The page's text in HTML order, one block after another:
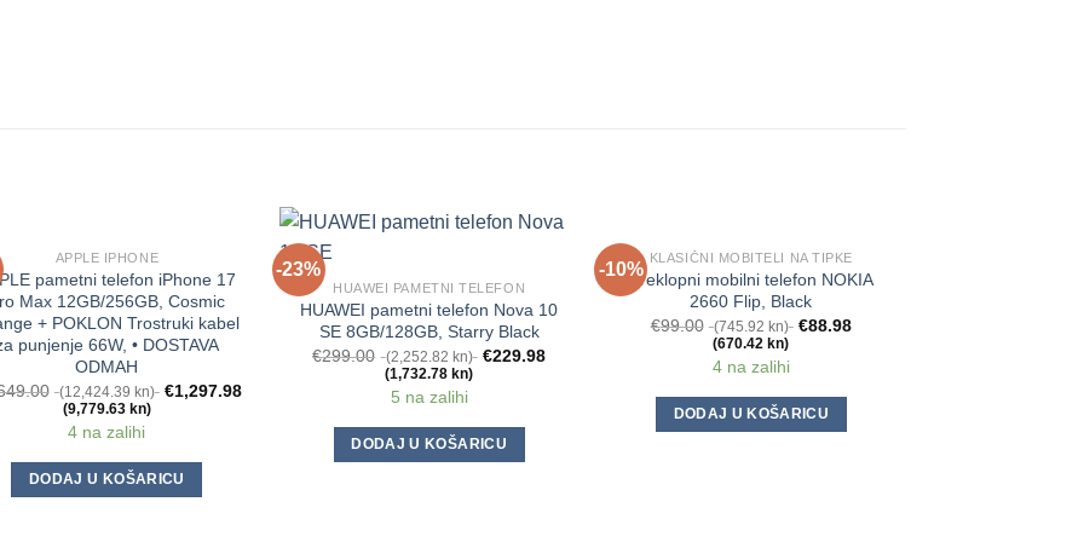
APPLE IPHONE
pametni telefon iPhone 17
Max 12GB/256GB, Cosmic
+ POKLON Trostruki kabel
punjenje 66W, • DOSTAVA
ODMAH
(12,424.39 kn) €1,297.98
(9,779.63 kn)
4 na zalihi
DODAJ U KOŠARICU
-23%
HUAWEI PAMETNI TELEFON
HUAWEI pametni telefon Nova 10
SE 8GB/128GB, Starry Black
€299.00 (2,252.82 kn) €229.98
(1,732.78 kn)
5 na zalihi
DODAJ U KOŠARICU
-10%
KLASIČNI MOBITELI NA TIPKE
Preklopni mobilni telefon NOKIA
2660 Flip, Black
€99.00 (745.92 kn) €88.98
(670.42 kn)
4 na zalihi
DODAJ U KOŠARICU